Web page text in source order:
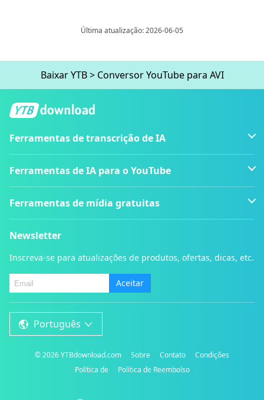
Última atualização: 2026-06-05
Baixar YTB> Conversor YouTube para AVI
Ferramentas de transcrição de IA
Ferramentas de IA para o YouTube
Ferramentas de mídia gratuitas
Newsletter
Inscreva-se para atualizações de produtos, ofertas, dicas, etc.
Aceitar
Português
©2026YTBdownload.com Sobre Contato
Condições
Política de
Política de Reembolso